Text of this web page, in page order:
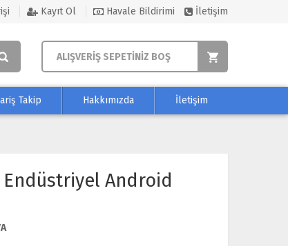
Kayıt Ol Havale Bildirimi İletişim
ALIŞVERİŞ SEPETİNİZ BOŞ
Takip Hakkımızda İletişim
Endüstriyel Android